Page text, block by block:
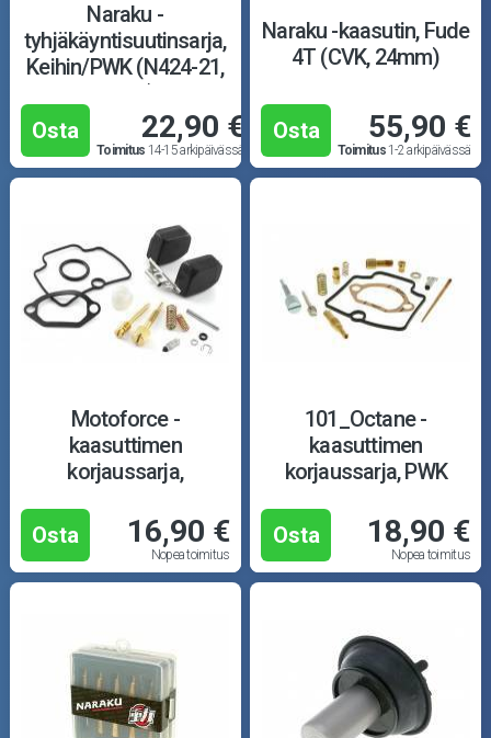
Naraku -
tyhjäkäyntisuutinsarja,
Keihin/PWK (N424-21,
35-58)
Osta
22,90 €
Toimitus 14-15 arkipäivässä
Naraku -kaasutin, Fude
4T (CVK, 24mm)
Osta 55,90 €
Toimitus1-2 arkipäivässä
Motoforce -
kaasuttimen
korjaussarja,
Racing 21-30mm
Osta 16,90 €
Nopea toimitus
101_Octane -
kaasuttimen
korjaussarja, PWK
Osta
18,90 €
Nopea toimitus